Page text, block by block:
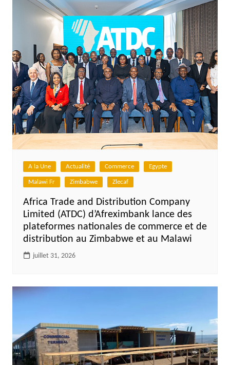
A la Une Actualité Commerce Egypte
Malawi Fr Zimbabwe Zlecaf
Africa Trade and Distribution Company
Limited (ATDC) d’Afreximbank lance des
plateformes nationales de commerce et de
distribution au Zimbabwe et au Malawi
juillet 31, 2026